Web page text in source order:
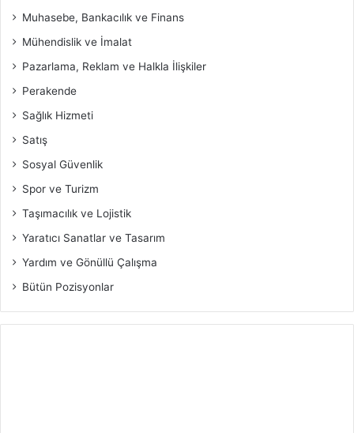
Muhasebe, Bankacılık ve Finans
Mühendislik ve İmalat
Pazarlama, Reklam ve Halkla İlişkiler
Perakende
Sağlık Hizmeti
Satış
Sosyal Güvenlik
Spor ve Turizm
Taşımacılık ve Lojistik
Yaratıcı Sanatlar ve Tasarım
Yardım ve Gönüllü Çalışma
Bütün Pozisyonlar